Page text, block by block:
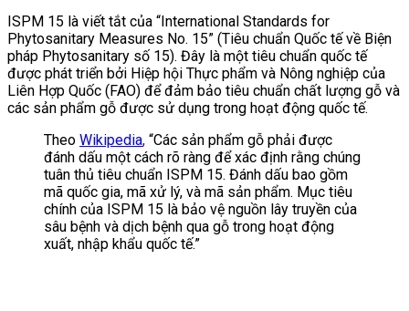
ISPM 15 là viết tắt của “International Standards for
Phytosanitary Measures No. 15” (Tiêu chuẩn Quốc tế về Biện
pháp Phytosanitary số 15). Đây là một tiêu chuẩn quốc tế
được phát triển bởi Hiệp hội Thực phẩm và Nông nghiệp của
Liên Hợp Quốc (FAO) để đảm bảo tiêu chuẩn chất lượng gỗ và
các sản phẩm gỗ được sử dụng trong hoạt động quốc tế.
Theo Wikipedia, “Các sản phẩm gỗ phải được
đánh dấu một cách rõ ràng để xác định rằng chúng
tuân thủ tiêu chuẩn ISPM 15. Đánh dấu bao gồm
mã quốc gia, mã xử lý, và mã sản phẩm. Mục tiêu
chính của ISPM 15 là bảo vệ nguồn lây truyền của
sâu bệnh và dịch bệnh qua gỗ trong hoạt động
xuất, nhập khẩu quốc tế.”